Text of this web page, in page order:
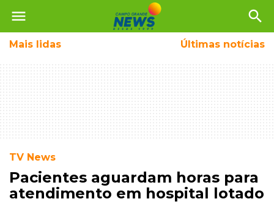
menu search
Mais lidas Últimas notícias
TV News
Pacientes aguardam horas para
atendimento em hospital lotado